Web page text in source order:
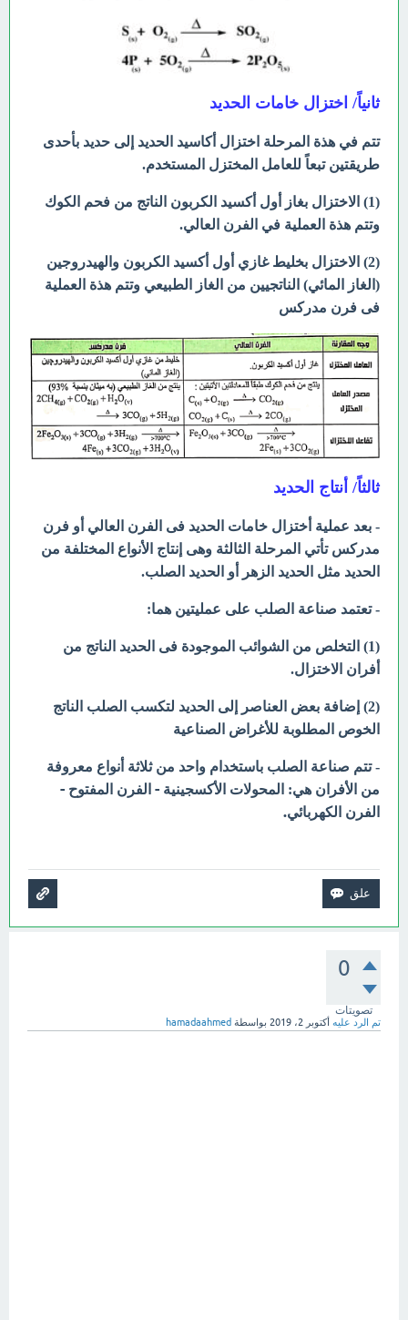
ثانياً/ اختزال خامات الحديد
تتم في هذة المرحلة اختزال أكاسيد الحديد إلى حديد بأحدى
طريقتين تبعاً للعامل المختزل المستخدم.
(1) الاختزال بغاز أول أكسيد الكربون الناتج من فحم الكوك
وتتم هذة العملية في الفرن العالي.
(2) الاختزال بخليط غازي أول أكسيد الكربون والهيدروجين
(الغاز المائي) الناتجيين من الغاز الطبيعي وتتم هذة العملية
فى فرن مدركس
ثالثاً/ أنتاج الحديد
- بعد عملية أختزال خامات الحديد فى الفرن العالي أو فرن
مدركس تأتي المرحلة الثالثة وهى إنتاج الأنواع المختلفة من
الحديد مثل الحديد الزهر أو الحديد الصلب.
- تعتمد صناعة الصلب على عمليتين هما:
(1) التخلص من الشوائب الموجودة فى الحديد الناتج من
أفران الاختزال.
(2) إضافة بعض العناصر إلى الحديد لتكسب الصلب الناتج
الخوص المطلوبة للأغراض الصناعية
- تتم صناعة الصلب باستخدام واحد من ثلاثة أنواع معروفة
من الأفران هي: المحولات الأكسجينية - الفرن المفتوح -
الفرن الكهربائي.
0
تصويتات
تم الرد عليه أكتوبر 2، 2019 بواسطة hamadaahmed